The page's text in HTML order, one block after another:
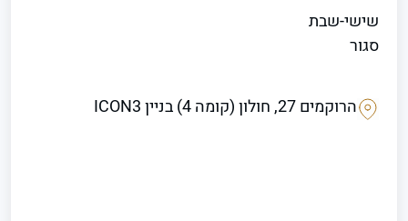
שישי-שבת
סגור
הרוקמים 27, חולון (קומה 4) בניין ICON3